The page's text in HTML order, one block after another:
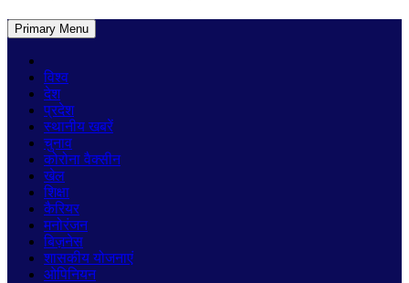
Primary Menu
विश्व
देश
प्रदेश
स्थानीय खबरें
चुनाव
कोरोना वैक्सीन
खेल
शिक्षा
कैरियर
मनोरंजन
बिज़नेस
शासकीय योजनाएं
ओपिनियन